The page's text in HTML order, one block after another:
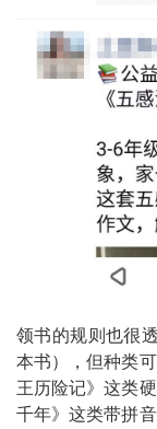
领书的规则也很
本书），但种类
王历险记》这类
千年》这类带拼